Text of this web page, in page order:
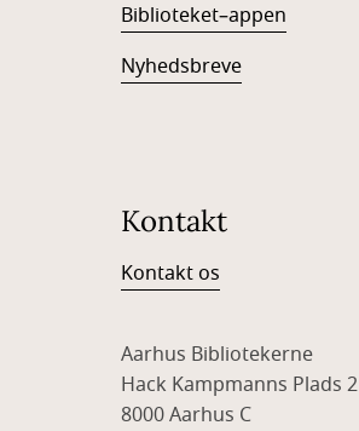
Biblioteket–appen
Nyhedsbreve
Kontakt
Kontakt os
Aarhus Bibliotekerne
Hack Kampmanns Plads 2
8000 Aarhus C